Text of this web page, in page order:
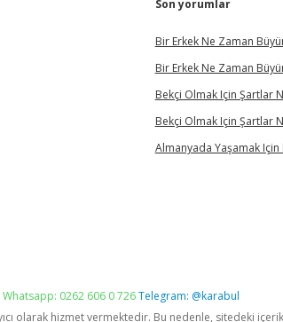
Son yorumlar
Bir Erkek Ne Zaman
Bir Erkek Ne Zaman
Bekçi Olmak Için Şartlar
Bekçi Olmak Için Şartlar
Almanyada Yaşamak Için
Whatsapp: 0262 606 0 726Telegram: @karabul
olarak hizmet vermektedir. Bu nedenle, sitedeki